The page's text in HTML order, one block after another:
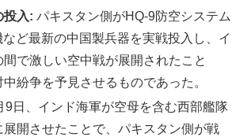
投入: パキスタン側がHQ-9防空システム
ど最新の中国製兵器を実戦投入し、イ
間で激しい空中戦が展開されたこと
紛争を予見させるものであった。
9日、インド海軍が空母を含む西部艦隊
展開させたことで、パキスタン側が戦